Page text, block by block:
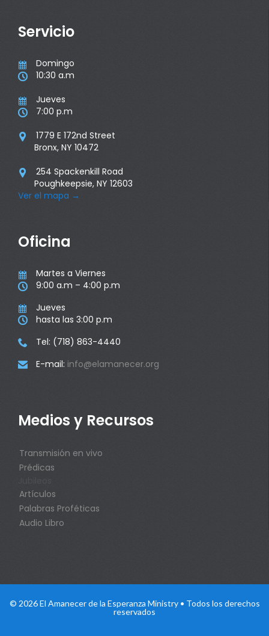
Servicio
 Domingo
 10:30 a.m
 Jueves
 7:00 p.m

1779 E 172nd Street
Bronx, NY 10472

254 Spackenkill Road
Poughkeepsie, NY 12603
Ver el mapa →
Oficina
 Martes a Viernes
 9:00 a.m – 4:00 p.m
 Jueves
 hasta las 3:00 p.m
 Tel: (718) 863-4440
 E-mail: info@elamanecer.org
Medios y Recursos
Transmisión en vivo
Prédicas
Artículos
Palabras Proféticas
Audio Libro
© 2026 El Amanecer de la Esperanza Ministry • Todos los derechos
reservados